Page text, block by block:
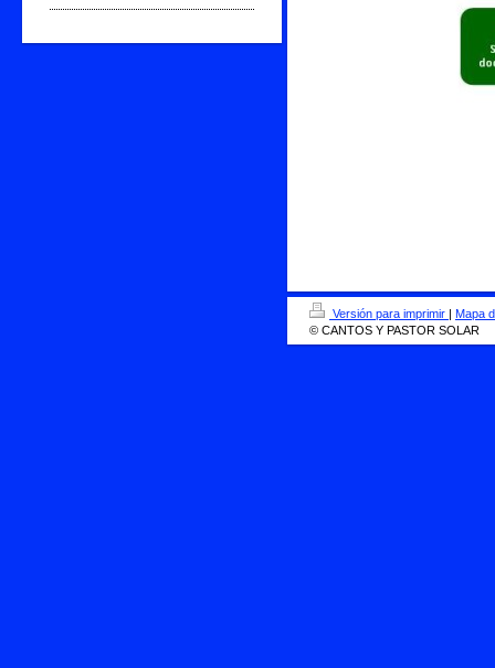
Versión para imprimir | Mapa
© CANTOS Y PASTOR SOLAR